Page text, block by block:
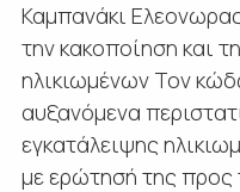
Καμπανάκι
την κακοποίηση και
ηλικιωμένων Τον
αυξανόμενα
εγκατάλειψης
με ερώτησή της προς